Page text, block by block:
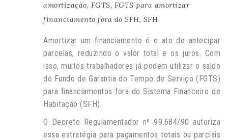
amortização, FGTS, FGTS para amortizar
financiamento fora do SFH, SFH
Amortizar um financiamento é o ato de antecipar
parcelas, reduzindo o valor total e os juros. Com
isso, muitos trabalhadores já podem utilizar o saldo
do Fundo de Garantia do Tempo de Serviço (FGTS)
para financiamentos fora do Sistema Financeiro de
Habitação (SFH).
O Decreto Regulamentador nº 99.684/90 autoriza
essa estratégia para pagamentos totais ou parciais